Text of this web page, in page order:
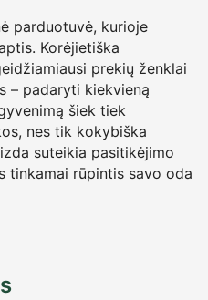
parduotuvė, kurioje
Korėjietiška
prekių ženklai
– padaryti kiekvieną
šiek tiek
nes tik kokybiška
suteikia pasitikėjimo
tinkamai rūpintis savo oda